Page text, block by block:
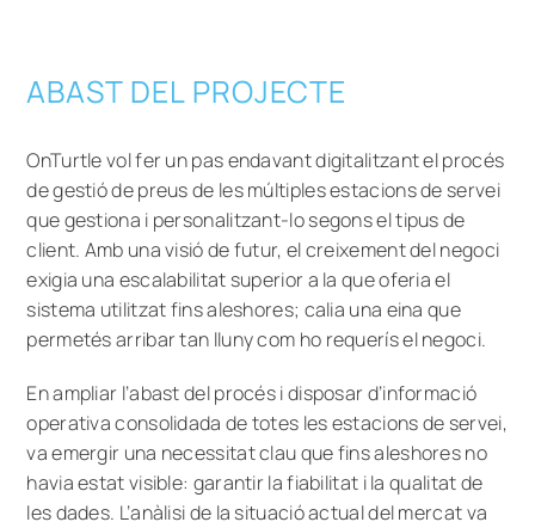
ABAST DEL PROJECTE
OnTurtle vol fer un pas endavant digitalitzant el procés
de gestió de preus de les múltiples estacions de servei
que gestiona i personalitzant-lo segons el tipus de
client. Amb una visió de futur, el creixement del negoci
exigia una escalabilitat superior a la que oferia el
sistema utilitzat fins aleshores; calia una eina que
permetés arribar tan lluny com ho requerís el negoci.
En ampliar l’abast del procés i disposar d’informació
operativa consolidada de totes les estacions de servei,
va emergir una necessitat clau que fins aleshores no
havia estat visible: garantir la fiabilitat i la qualitat de
les dades. L’anàlisi de la situació actual del mercat va